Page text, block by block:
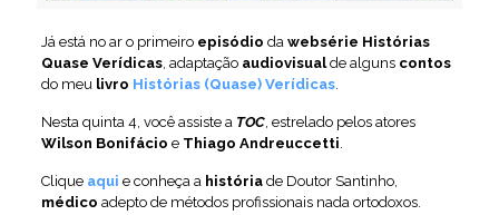
Já está no ar o primeiro episódio da websérie Histórias
Quase Verídicas, adaptação audiovisualde alguns contos
do meu livro Histórias (Quase) Verídicas.
Nesta quinta 4, você assiste a TOC, estrelado pelos atores
Wilson Bonifácio e Thiago Andreuccetti.
Clique aqui e conheça a históriade Doutor Santinho,
médico adepto de métodos profissionais nada ortodoxos.